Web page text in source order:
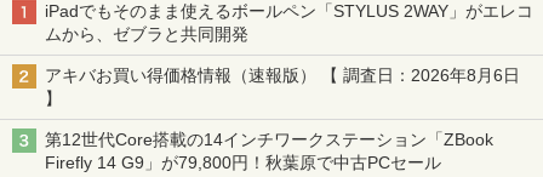
iPadでもそのまま使えるボールペン「STYLUS 2WAY」がエレコ
ムから、ゼブラと共同開発
アキバお買い得価格情報（速報版） 【 調査日：2026年8月6日
】
第12世代Core搭載の14インチワークステーション「ZBook
Firefly 14 G9」が79,800円！秋葉原で中古PCセール